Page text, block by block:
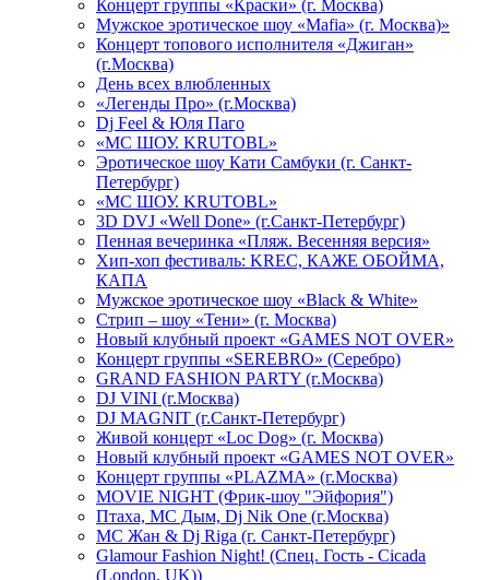
Концерт группы «Краски» (г. Москва)
Мужское эротическое шоу «Mafia» (г. Москва)»
Концерт топового исполнителя «Джиган»
(г.Москва)
День всех влюбленных
«Легенды Про» (г.Москва)
Dj Feel & Юля Паго
«МС ШОУ. KRUTOBL»
Эротическое шоу Кати Самбуки (г. Санкт-
Петербург)
«МС ШОУ. KRUTOBL»
3D DVJ «Well Done» (г.Санкт-Петербург)
Пенная вечеринка «Пляж. Весенняя версия»
Хип-хоп фестиваль: KREC, КАЖЕ ОБОЙМА,
КАПА
Мужское эротическое шоу «Black & White»
Стрип – шоу «Тени» (г. Москва)
Новый клубный проект «GAMES NOT OVER»
Концерт группы «SEREBRO» (Серебро)
GRAND FASHION PARTY (г.Москва)
DJ VINI (г.Москва)
DJ MAGNIT (г.Санкт-Петербург)
Живой концерт «Loc Dog» (г. Москва)
Новый клубный проект «GAMES NOT OVER»
Концерт группы «PLAZMA» (г.Москва)
MOVIE NIGHT (Фрик-шоу "Эйфория")
Птаха, МС Дым, Dj Nik One (г.Москва)
МС Жан & Dj Riga (г. Санкт-Петербург)
Glamour Fashion Night! (Спец. Гость - Cicada
(London, UK))